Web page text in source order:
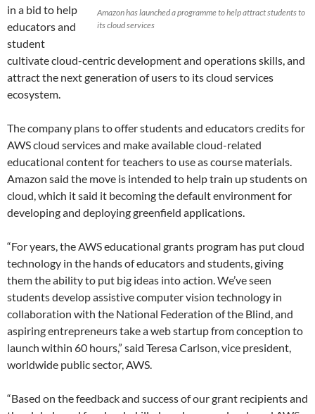
Amazon has launched a programme to help attract students to
its cloud services
in a bid to help
educators and
student
cultivate cloud-centric development and operations skills, and
attract the next generation of users to its cloud services
ecosystem.
The company plans to offer students and educators credits for
AWS cloud services and make available cloud-related
educational content for teachers to use as course materials.
Amazon said the move is intended to help train up students on
cloud, which it said it becoming the default environment for
developing and deploying greenfield applications.
“For years, the AWS educational grants program has put cloud
technology in the hands of educators and students, giving
them the ability to put big ideas into action. We’ve seen
students develop assistive computer vision technology in
collaboration with the National Federation of the Blind, and
aspiring entrepreneurs take a web startup from conception to
launch within 60 hours,” said Teresa Carlson, vice president,
worldwide public sector, AWS.
“Based on the feedback and success of our grant recipients and